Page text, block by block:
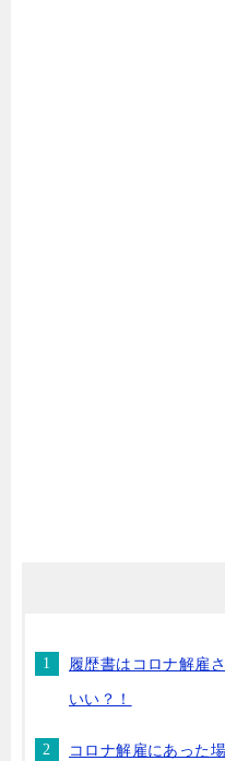
履歴書はコロナ解雇
いい？！
コロナ解雇にあった